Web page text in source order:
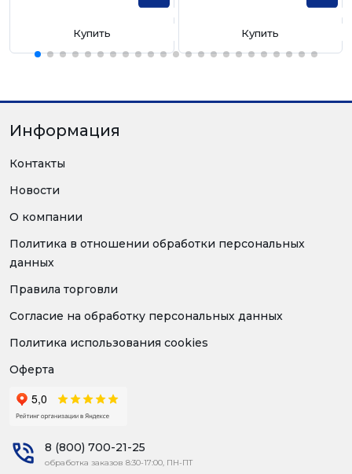
Купить Купить
Информация
Контакты
Новости
О компании
Политика в отношении обработки персональных
данных
Правила торговли
Согласие на обработку персональных данных
Политика использования cookies
Оферта
8 (800) 700-21-25
обработка заказов 8:30-17:00, ПН-ПТ